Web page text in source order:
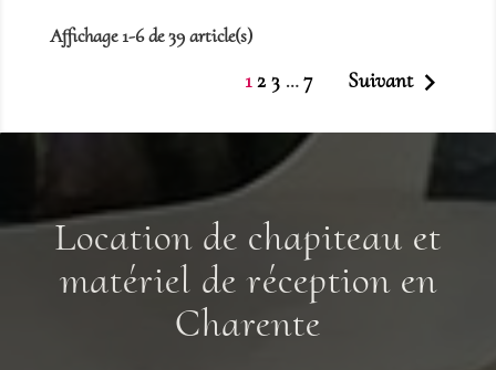
Affichage 1-6 de 39 article(s)
12 3 … 7 Suivant
Location de chapiteau et
matériel de réception en
Charente